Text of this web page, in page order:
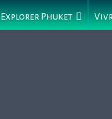
Explorer Phuket